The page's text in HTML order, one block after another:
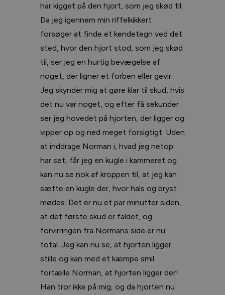
har kigget på den hjort, som jeg skød til.
Da jeg igennem min riffelkikkert
forsøger at finde et kendetegn ved det
sted, hvor den hjort stod, som jeg skød
til, ser jeg en hurtig bevægelse af
noget, der ligner et forben eller gevir.
Jeg skynder mig at gøre klar til skud, hvis
det nu var noget, og efter få sekunder
ser jeg hovedet på hjorten, der ligger og
vipper op og ned meget forsigtigt. Uden
at inddrage Norman i, hvad jeg netop
har set, får jeg en kugle i kammeret og
kan nu se nok af kroppen til, at jeg kan
sætte en kugle der, hvor hals og bryst
mødes. Det er nu et par minutter siden,
at det første skud er faldet, og
forvirringen fra Normans side er nu
total. Jeg kan nu se, at hjorten ligger
stille og kan med et kæmpe smil
fortælle Norman, at hjorten ligger der!
Han tror ikke på mig, og da hjorten nu